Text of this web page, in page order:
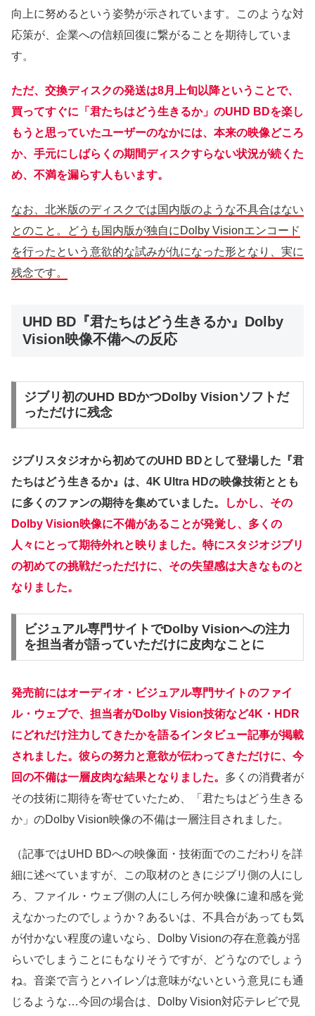
向上に努めるという姿勢が示されています。このような対
応策が、企業への信頼回復に繋がることを期待していま
す。
ただ、交換ディスクの発送は8月上旬以降ということで、
買ってすぐに「君たちはどう生きるか」のUHD BDを楽し
もうと思っていたユーザーのなかには、本来の映像どころ
か、手元にしばらくの期間ディスクすらない状況が続くた
め、不満を漏らす人もいます。
なお、北米版のディスクでは国内版のような不具合はない
とのこと。どうも国内版が独自にDolby Visionエンコード
を行ったという意欲的な試みが仇になった形となり、実に
残念です。
UHD BD『君たちはどう生きるか』Dolby
Vision映像不備への反応
ジブリ初のUHD BDかつDolby Visionソフトだ
っただけに残念
ジブリスタジオから初めてのUHD BDとして登場した『君
たちはどう生きるか』は、4K Ultra HDの映像技術ととも
に多くのファンの期待を集めていました。
しかし、その
Dolby Vision映像に不備があることが発覚し、多くの
人々にとって期待外れと映りました。特にスタジオジブリ
の初めての挑戦だっただけに、その失望感は大きなものと
なりました。
ビジュアル専門サイトでDolby Visionへの注力
を担当者が語っていただけに皮肉なことに
発売前にはオーディオ・ビジュアル専門サイトのファイ
ル・ウェブで、担当者がDolby Vision技術など4K・HDR
にどれだけ注力してきたかを語るインタビュー記事が掲載
されました。彼らの努力と意欲が伝わってきただけに、今
回の不備は一層皮肉な結果となりました。 多くの消費者が
その技術に期待を寄せていたため、「君たちはどう生きる
か」のDolby Vision映像の不備は一層注目されました。
（記事ではUHD BDへの映像面・技術面でのこだわりを詳
細に述べていますが、この取材のときにジブリ側の人にし
ろ、ファイル・ウェブ側の人にしろ何か映像に違和感を覚
えなかったのでしょうか？あるいは、不具合があっても気
が付かない程度の違いなら、Dolby Visionの存在意義が揺
らいでしまうことにもなりそうですが、どうなのでしょう
ね。音楽で言うとハイレゾは意味がないという意見にも通
じるような…今回の場合は、Dolby Vision対応テレビで見